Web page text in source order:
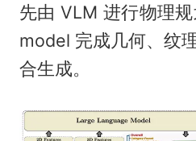
先由 VLM 进行物理
model 完成几何、纹
合生成。